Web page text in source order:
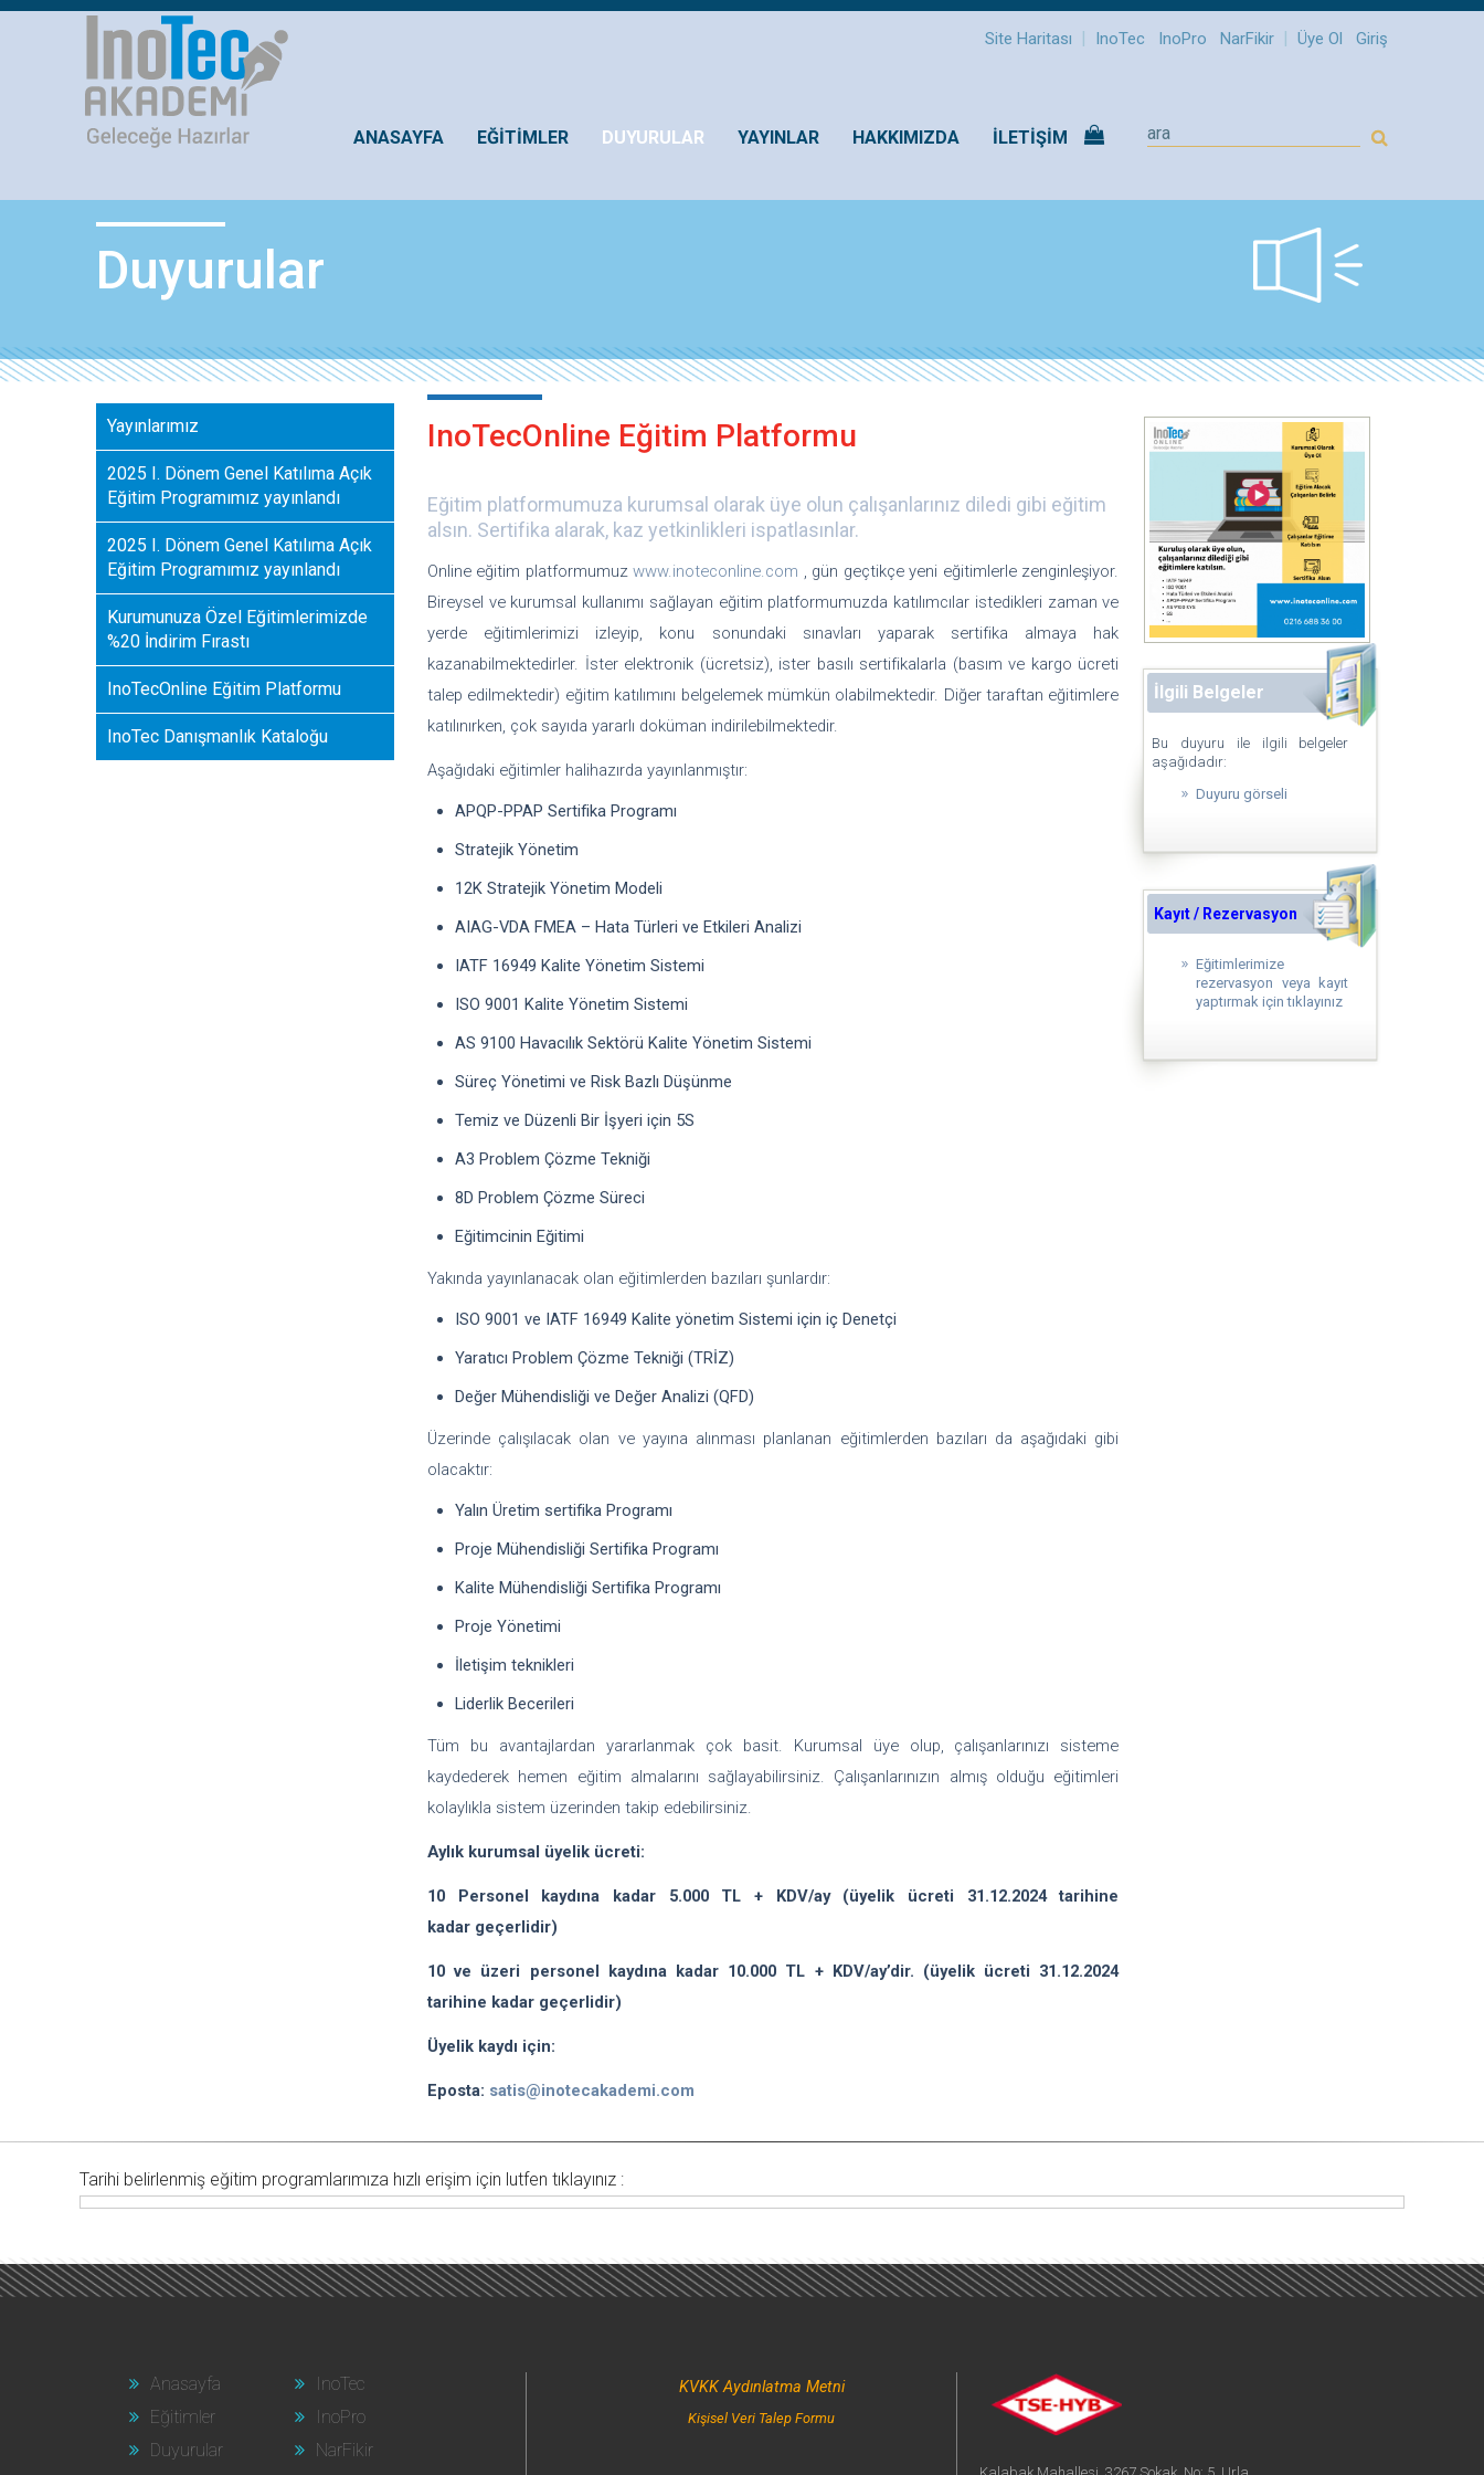
Site Haritası | InoTec InoPro NarFikir | Üye Ol Giriş
ANASAYFA EĞİTİMLER DUYURULAR YAYINLAR HAKKIMIZDA İLETİŞİM
Duyurular
Yayınlarımız
2025 I. Dönem Genel Katılıma Açık
Eğitim Programımız yayınlandı
2025 I. Dönem Genel Katılıma Açık
Eğitim Programımız yayınlandı
Kurumunuza Özel Eğitimlerimizde
%20 İndirim Fırastı
InoTecOnline Eğitim Platformu
InoTec Danışmanlık Kataloğu
InoTecOnline Eğitim Platformu
Eğitim platformumuza kurumsal olarak üye olun çalışanlarınız diledi gibi eğitim
alsın. Sertifika alarak, kaz yetkinlikleri ispatlasınlar.
Online eğitim platformumuzwww.inoteconline.com , gün geçtikçe yeni eğitimlerle zenginleşiyor.
Bireysel ve kurumsal kullanımı sağlayan eğitim platformumuzda katılımcılar istedikleri zaman ve
yerde eğitimlerimizi izleyip, konu sonundaki sınavları yaparak sertifika almaya hak
kazanabilmektedirler. İster elektronik (ücretsiz), ister basılı sertifikalarla (basım ve kargo ücreti
talep edilmektedir) eğitim katılımını belgelemek mümkün olabilmektedir. Diğer taraftan eğitimlere
katılınırken, çok sayıda yararlı doküman indirilebilmektedir.
Aşağıdaki eğitimler halihazırda yayınlanmıştır:
APQP-PPAP Sertifika Programı
Stratejik Yönetim
12K Stratejik Yönetim Modeli
AIAG-VDA FMEA – Hata Türleri ve Etkileri Analizi
IATF 16949 Kalite Yönetim Sistemi
ISO 9001 Kalite Yönetim Sistemi
AS 9100 Havacılık Sektörü Kalite Yönetim Sistemi
Süreç Yönetimi ve Risk Bazlı Düşünme
Temiz ve Düzenli Bir İşyeri için 5S
A3 Problem Çözme Tekniği
8D Problem Çözme Süreci
Eğitimcinin Eğitimi
Yakında yayınlanacak olan eğitimlerden bazıları şunlardır:
ISO 9001 ve IATF 16949 Kalite yönetim Sistemi için iç Denetçi
Yaratıcı Problem Çözme Tekniği (TRİZ)
Değer Mühendisliği ve Değer Analizi (QFD)
Üzerinde çalışılacak olan ve yayına alınması planlanan eğitimlerden bazıları da aşağıdaki gibi
olacaktır:
Yalın Üretim sertifika Programı
Proje Mühendisliği Sertifika Programı
Kalite Mühendisliği Sertifika Programı
Proje Yönetimi
İletişim teknikleri
Liderlik Becerileri
Tüm bu avantajlardan yararlanmak çok basit. Kurumsal üye olup, çalışanlarınızı sisteme
kaydederek hemen eğitim almalarını sağlayabilirsiniz. Çalışanlarınızın almış olduğu eğitimleri
kolaylıkla sistem üzerinden takip edebilirsiniz.
Aylık kurumsal üyelik ücreti:
10 Personel kaydına kadar 5.000 TL + KDV/ay (üyelik ücreti 31.12.2024 tarihine
kadar geçerlidir)
10 ve üzeri personel kaydına kadar 10.000 TL + KDV/ay’dir. (üyelik ücreti 31.12.2024
tarihine kadar geçerlidir)
Üyelik kaydı için:
Eposta: satis@inotecakademi.com
İlgili Belgeler
Bu duyuru ile ilgili belgeler
aşağıdadır:
Duyuru görseli
Kayıt / Rezervasyon
Eğitimlerimize
rezervasyon veya kayıt
yaptırmak için tıklayınız
Tarihi belirlenmiş eğitim programlarımıza hızlı erişim için lutfen tıklayınız :
Anasayfa
Eğitimler
Duyurular
InoTec
InoPro
NarFikir
KVKK Aydınlatma Metni
Kişisel Veri Talep Formu